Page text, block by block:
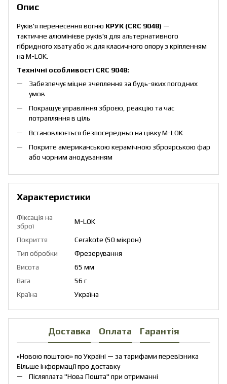
Опис
Руків'я перенесення вогню КРУК (CRC 9048) —
тактичне алюмінієве руків'я для альтернативного
гібридного хвату або ж для класичного опору з кріпленням
на M-LOK.
Технічні особливості CRC 9048:
Забезпечує міцне зчеплення за будь-яких погодних
умов
Покращує управління зброєю, реакцію та час
потрапляння в ціль
Встановлюється безпосередньо на цівку M-LOK
Покрите американською керамічною зброярською фарбою
або чорним анодуванням
Характеристики
Фіксація на
зброї
M-LOK
Покриття
Cerakote (50 мікрон)
Тип обробки
Фрезерування
Висота
65 мм
Вага
56 г
Країна
Україна
Доставка Оплата Гарантія
«Новою поштою» по Україні — за тарифами перевізника
Більше інформації про доставку
Післяплата "Нова Пошта" при отриманні